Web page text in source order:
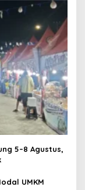
5–8 Agustus,
UMKM